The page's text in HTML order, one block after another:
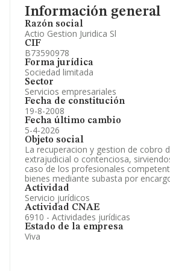
Información general
Razón social
Actio Gestion Juridica Sl
CIF
B73590978
Forma jurídica
Sociedad limitada
Sector
Servicios empresariales
Fecha de constitución
19-8-2008
Fecha último cambio
5-4-2026
Objeto social
La recuperacion y gestion de cobro
extrajudicial o contenciosa,
caso de los profesionales
bienes mediante subasta por
Actividad
Servicio jurídicos
Actividad CNAE
6910 - Actividades jurídicas
Estado de la empresa
Viva
Información oficial y registral